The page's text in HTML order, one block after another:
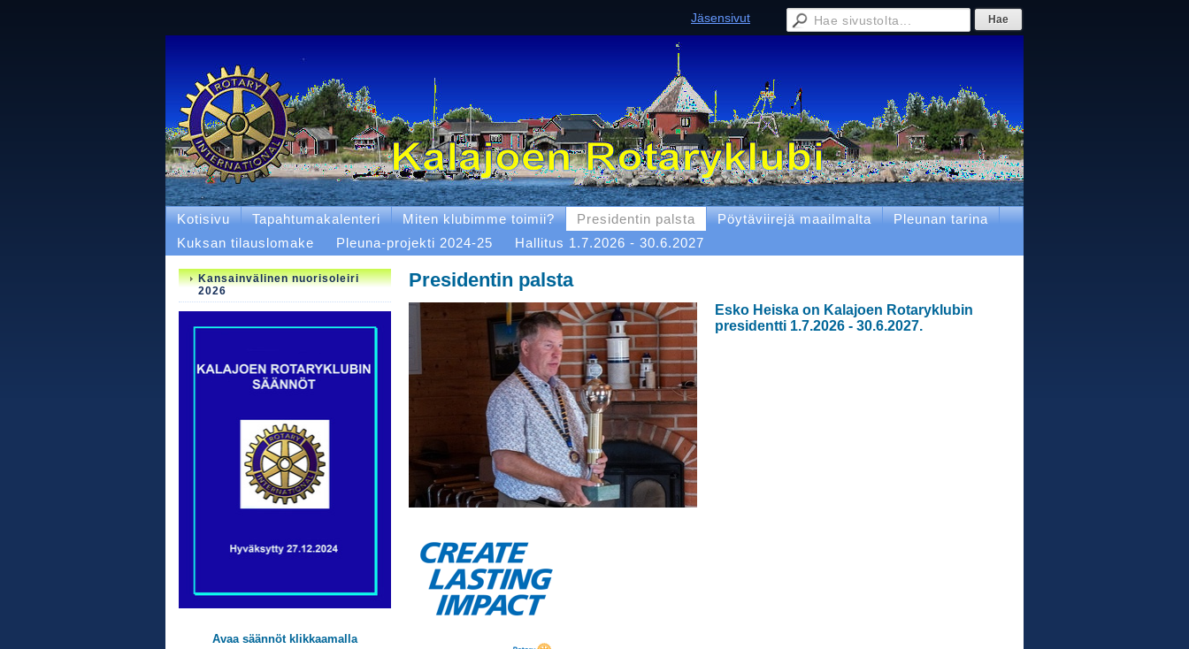
Jäsensivut
Kotisivu Tapahtumakalenteri Miten klubimme toimii? Presidentin palsta Pöytäviirejä maailmalta
Pleunan tarina
Kuksan tilauslomake
Pleuna-projekti 2024-25 Hallitus 1.7.2026 - 30.6.2027
Presidentin palsta
Esko Heiska on Kalajoen Rotaryklubin
presidentti 1.7.2026 - 30.6.2027.
Kansainvälinen nuorisoleiri
2026
Avaa säännöt klikkaamalla